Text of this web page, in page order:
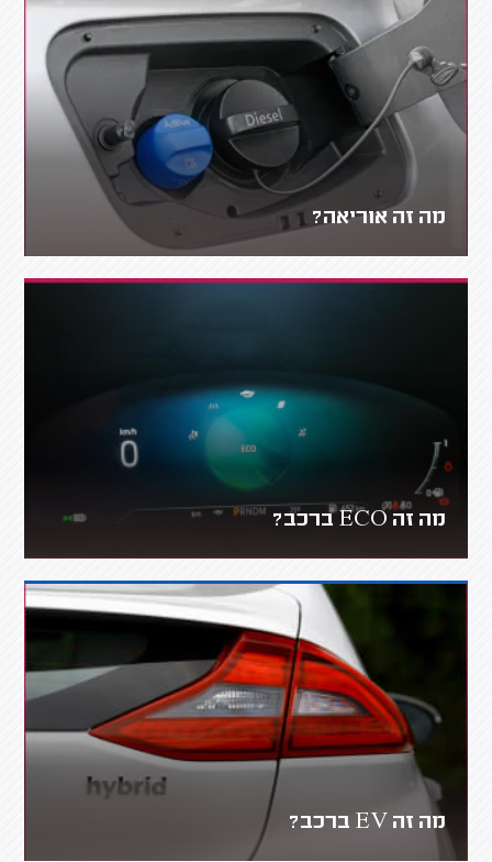
מה זה אוריאה?
מה זה ECO ברכב?
מה זה EV ברכב?